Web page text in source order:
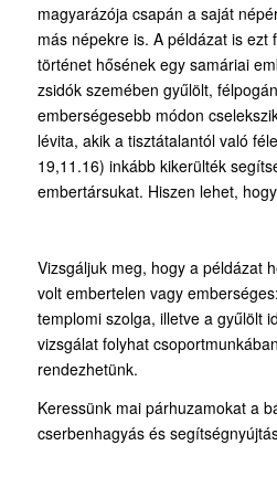
magyarázója csapán a saját
más népekre is. A példázat is ezt
történet hősének egy samáriai
zsidók szemében gyűlölt,
emberségesebb módon
lévita, akik a tisztátalantól való
19,11.16) inkább kikerülték
embertársukat. Hiszen lehet,
Vizsgáljuk meg, hogy a példázat
volt embertelen vagy
templomi szolga, illetve a gyűlölt
vizsgálat folyhat
rendezhetünk.
Keressünk mai párhuzamokat a
cserbenhagyás és